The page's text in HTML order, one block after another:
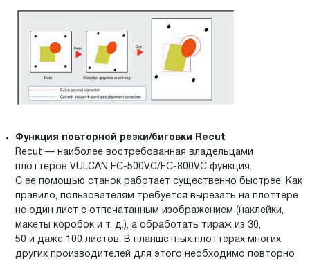
Функция повторной резки/биговки Recut
Recut — наиболее востребованная владельцами
плоттеров VULCAN FC-500VC/FC-800VC функция.
С ее помощью станок работает существенно быстрее. Как
правило, пользователям требуется вырезать на плоттере
не один лист с отпечатанным изображением (наклейки,
макеты коробок и т. д.), а обработать тираж из 30,
50 и даже 100 листов. В планшетных плоттерах многих
других производителей для этого необходимо повторно